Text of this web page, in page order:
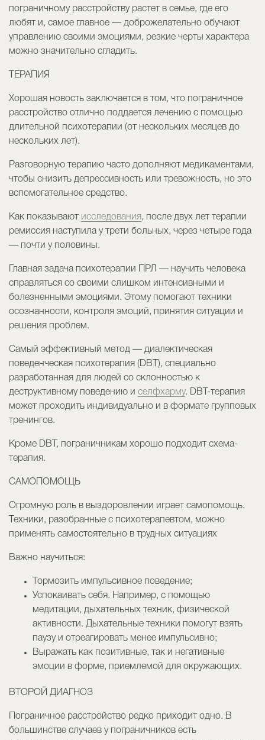
пограничному расстройству растет в семье, где его
любят и, самое главное — доброжелательно обучают
управлению своими эмоциями, резкие черты характера
можно значительно сгладить.
ТЕРАПИЯ
Хорошая новость заключается в том, что пограничное
расстройство отлично поддается лечению с помощью
длительной психотерапии (от нескольких месяцев до
нескольких лет).
Разговорную терапию часто дополняют медикаментами,
чтобы снизить депрессивность или тревожность, но это
вспомогательное средство.
Как показывают исследования, после двух лет терапии
ремиссия наступила у трети больных, через четыре года
— почти у половины.
Главная задача психотерапии ПРЛ — научить человека
справляться со своими слишком интенсивными и
болезненными эмоциями. Этому помогают техники
осознанности, контроля эмоций, принятия ситуации и
решения проблем.
Самый эффективный метод — диалектическая
поведенческая психотерапия (DBT), специально
разработанная для людей со склонностью к
деструктивному поведению и селфхарму. DBT-терапия
может проходить индивидуально и в формате групповых
тренингов.
Кроме DBT, пограничникам хорошо подходит схема-
терапия.
САМОПОМОЩЬ
Огромную роль в выздоровлении играет самопомощь.
Техники, разобранные с психотерапевтом, можно
применять самостоятельно в трудных ситуациях
Важно научиться:
Тормозить импульсивное поведение;
Успокаивать себя. Например, с помощью
медитации, дыхательных техник, физической
активности. Дыхательные техники помогут взять
паузу и отреагировать менее импульсивно;
Выражать как позитивные, так и негативные
эмоции в форме, приемлемой для окружающих.
ВТОРОЙ ДИАГНОЗ
Пограничное расстройство редко приходит одно. В
большинстве случаев у пограничников есть